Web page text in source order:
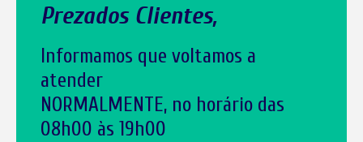
Prezados Clientes,
Informamos que voltamos a
atender
NORMALMENTE, no horário das
08h00 às 19h00